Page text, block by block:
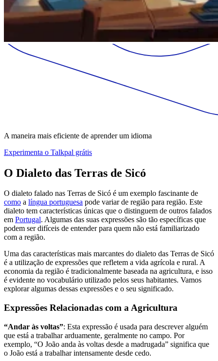
A maneira mais eficiente de aprender um idioma
Experimenta o Talkpal grátis
O Dialeto das Terras de Sicó
O dialeto falado nas Terras de Sicó é um exemplo fascinante de
como a língua portuguesa pode variar de região para região. Este
dialeto tem características únicas que o distinguem de outros falados
em Portugal. Algumas das suas expressões são tão específicas que
podem ser difíceis de entender para quem não está familiarizado
com a região.
Uma das características mais marcantes do dialeto das Terras de Sicó
é a utilização de expressões que refletem a vida agrícola e rural. A
economia da região é tradicionalmente baseada na agricultura, e isso
é evidente no vocabulário utilizado pelos seus habitantes. Vamos
explorar algumas dessas expressões e o seu significado.
Expressões Relacionadas com a Agricultura
“Andar às voltas”: Esta expressão é usada para descrever alguém
que está a trabalhar arduamente, geralmente no campo. Por
exemplo, “O João anda às voltas desde a madrugada” significa que
o João está a trabalhar intensamente desde cedo.